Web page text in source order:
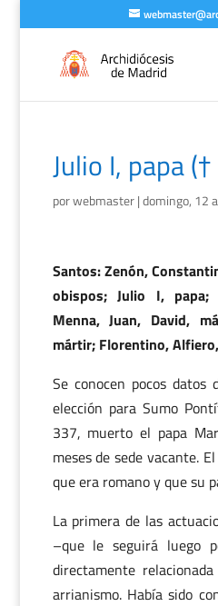
Julio I, papa
porwebmaster|domingo, 12
Santos: Zenón,
obispos; Julio I, papa;
Menna, Juan, David,
mártir; Florentino,
Se conocen pocos
elección para Sumo
337, muerto el papa
meses de sede vacante. El
que era romano y que su
La primera de las
–que le seguirá luego
directamente
arrianismo. Había sido